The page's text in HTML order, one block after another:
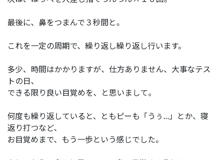
最後に、鼻をつまんで３秒間と。
これを一定の周期で、繰り返し繰り返し行います。
多少、時間はかかりますが、仕方ありません、大事なテス
トの日、
できる限り良い目覚めを、と思いまして。
何度も繰り返していると、ともピーも「うぅ...」とか、寝
返り打つなど、
お目覚めまで、もう一歩という感じでした。